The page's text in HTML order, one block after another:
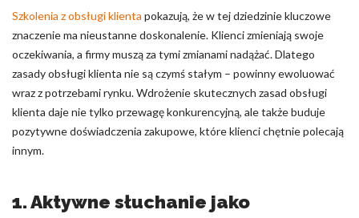
Szkolenia z obsługi klienta pokazują, że w tej dziedzinie kluczowe
znaczenie ma nieustanne doskonalenie. Klienci zmieniają swoje
oczekiwania, a firmy muszą za tymi zmianami nadążać. Dlatego
zasady obsługi klienta nie są czymś stałym – powinny ewoluować
wraz z potrzebami rynku. Wdrożenie skutecznych zasad obsługi
klienta daje nie tylko przewagę konkurencyjną, ale także buduje
pozytywne doświadczenia zakupowe, które klienci chętnie polecają
innym.
1. Aktywne słuchanie jako